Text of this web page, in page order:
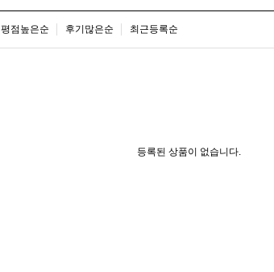
평점높은순 후기많은순 최근등록순
등록된 상품이 없습니다.